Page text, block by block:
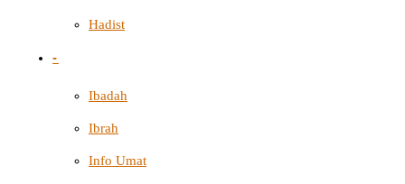
Hadist
-
Ibadah
Ibrah
Info Umat